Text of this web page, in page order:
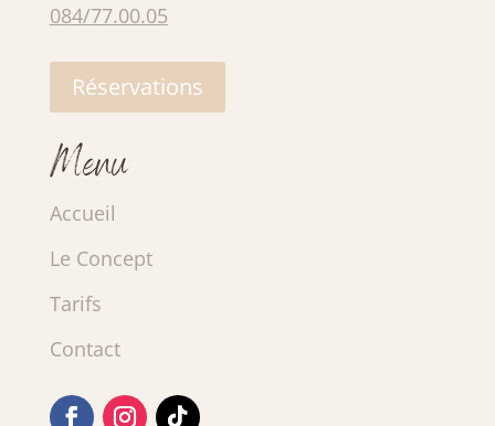
084/77.00.05
Réservations
Menu
Accueil
Le Concept
Tarifs
Contact